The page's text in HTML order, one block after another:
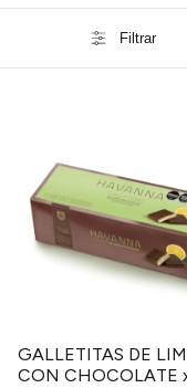
Filtrar
GALLETITAS DE
CON CHOCOLATE